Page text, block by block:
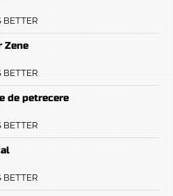
BETTER
Zene
BETTER
de petrecere
BETTER
BETTER